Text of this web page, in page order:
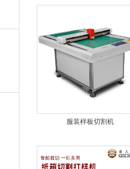
服装样板切割机